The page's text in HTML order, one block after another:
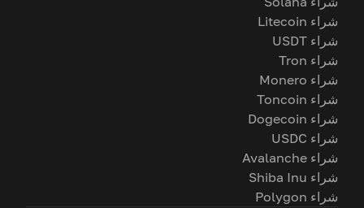
شراء Litecoin
شراء USDT
شراء Tron
شراء Monero
شراء Toncoin
شراء Dogecoin
شراء USDC
شراء Avalanche
شراء Shiba Inu
شراء Polygon